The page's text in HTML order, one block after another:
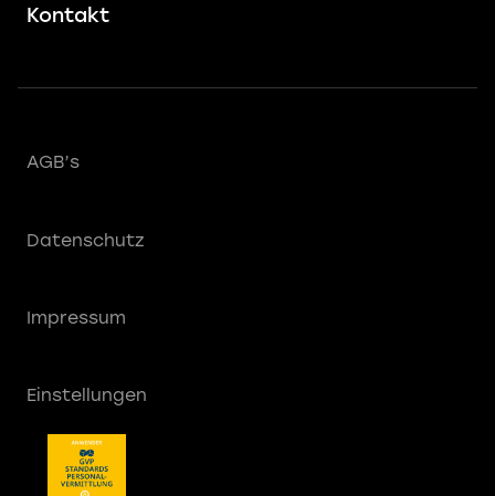
Kontakt
AGB’s
Datenschutz
Impressum
Einstellungen